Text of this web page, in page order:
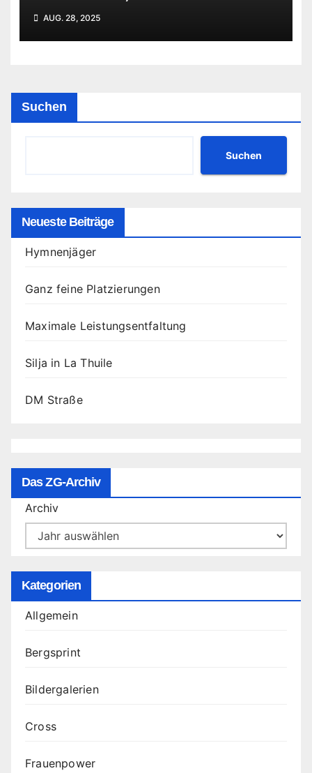
AUG. 28, 2025
Suchen
Suchen
Neueste Beiträge
Hymnenjäger
Ganz feine Platzierungen
Maximale Leistungsentfaltung
Silja in La Thuile
DM Straße
Das ZG-Archiv
Archiv
Kategorien
Allgemein
Bergsprint
Bildergalerien
Cross
Frauenpower